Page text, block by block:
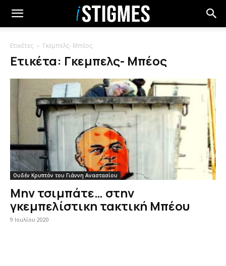
Ετικέτες Γκεμπελς- Μπέος
Ετικέτα: Γκεμπελς- Μπέος
Ουδέν Κρυπτόν του Γιάννη Αναστασίου
Μην τσιμπάτε… στην
γκεμπελίστικη τακτική Μπέου
9 Ιουλίου 2020